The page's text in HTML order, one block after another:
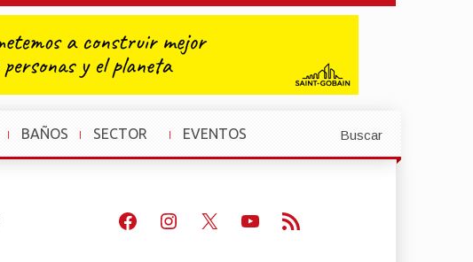
BAÑOS
SECTOR
»
EVENTOS
»
Buscar
Facebook
Instagram
X Youtube
Feed RSS